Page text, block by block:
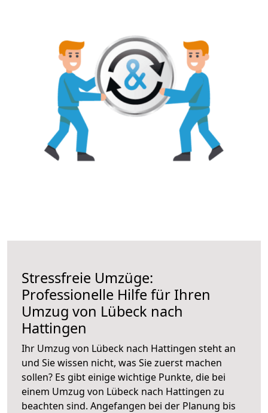
Stressfreie Umzüge:
Professionelle Hilfe für Ihren
Umzug von Lübeck nach
Hattingen
Ihr Umzug von Lübeck nach Hattingen steht an
und Sie wissen nicht, was Sie zuerst machen
sollen? Es gibt einige wichtige Punkte, die bei
einem Umzug von Lübeck nach Hattingen zu
beachten sind. Angefangen bei der Planung bis